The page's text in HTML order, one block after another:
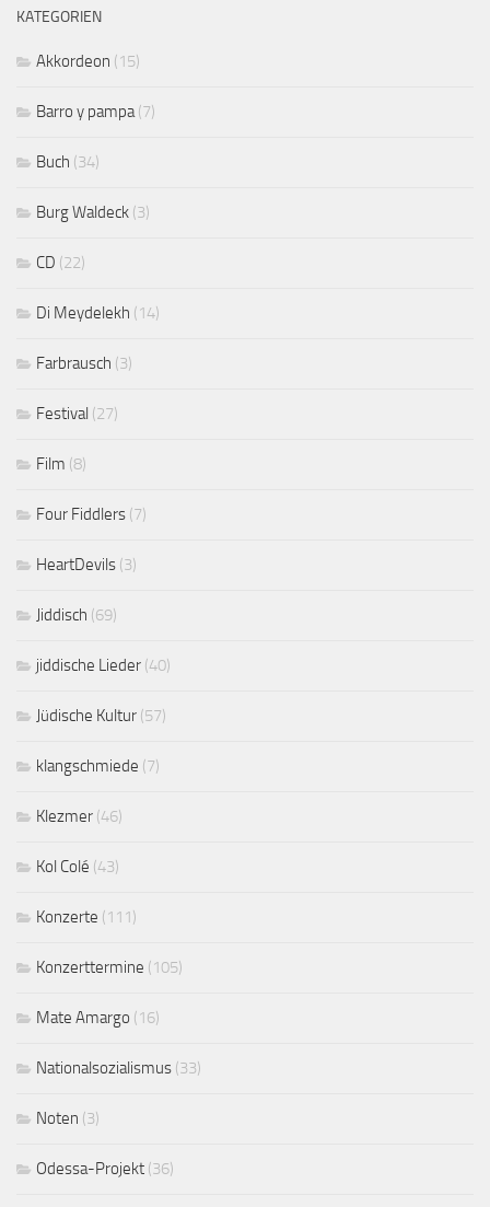
KATEGORIEN
Akkordeon (15)
Barro y pampa (7)
Buch (34)
Burg Waldeck (3)
CD (22)
Di Meydelekh (14)
Farbrausch (3)
Festival (27)
Film (8)
Four Fiddlers (7)
HeartDevils (3)
Jiddisch (69)
jiddische Lieder (40)
Jüdische Kultur (57)
klangschmiede (7)
Klezmer (46)
Kol Colé (43)
Konzerte (111)
Konzerttermine (105)
Mate Amargo (16)
Nationalsozialismus (33)
Noten (3)
Odessa-Projekt (36)